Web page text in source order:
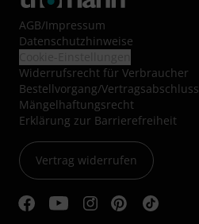
AGB/Impressum
Datenschutzhinweise
Widerrufsrecht für Verbraucher
Bestellvorgang/Vertragsabschluss
Mängelhaftungsrecht
Erklärung zur Barrierefreiheit
Vertrag widerrufen